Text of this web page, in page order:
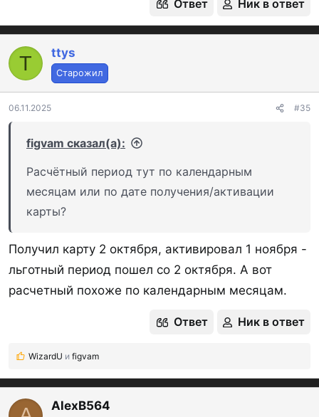
Ответ Ник в ответ
T ttys
Старожил
06.11.2025 #35
figvam сказал(а):
Расчётный период тут по календарным
месяцам или по дате получения/активации
карты?
Получил карту 2 октября, активировал 1 ноября -
льготный период пошел со 2 октября. А вот
расчетный похоже по календарным месяцам.
Ответ Ник в ответ
Р
а
к
WizardU и figvam
AlexB564